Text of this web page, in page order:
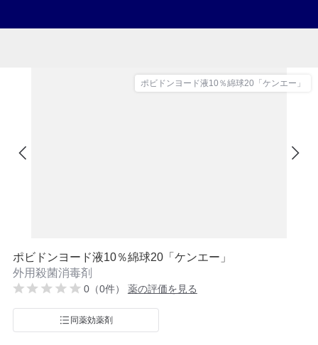
ポビドンヨード液10％綿球20「ケンエー」
ポビドンヨード液10％綿球20「ケンエー」
外用殺菌消毒剤
0（0件） 薬の評価を見る
同薬効薬剤